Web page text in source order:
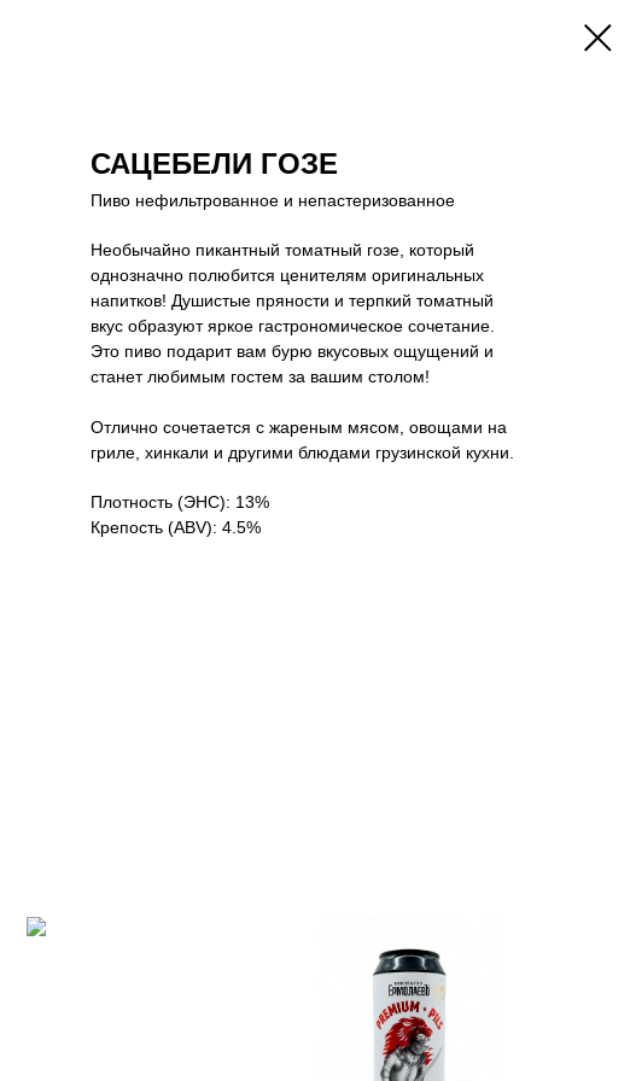
САЦЕБЕЛИ ГОЗЕ
Пиво нефильтрованное и непастеризованное
Необычайно пикантный томатный гозе, который
однозначно полюбится ценителям оригинальных
напитков! Душистые пряности и терпкий томатный
вкус образуют яркое гастрономическое сочетание.
Это пиво подарит вам бурю вкусовых ощущений и
станет любимым гостем за вашим столом!
Отлично сочетается с жареным мясом, овощами на
гриле, хинкали и другими блюдами грузинской кухни.
Плотность (ЭНС): 13%
Крепость (ABV): 4.5%